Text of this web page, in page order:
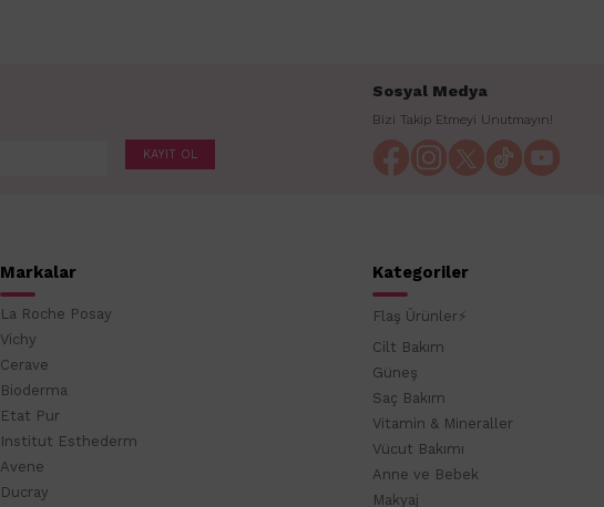
KAYIT OL
Sosyal Medya
Bizi Takip Etmeyi Unutmayın!
Markalar
La Roche Posay
Vichy
Cerave
Bioderma
Etat Pur
Institut Esthederm
Avene
Ducray
Kategoriler
Flaş Ürünler⚡
Cilt Bakım
Güneş
Saç Bakım
Vitamin & Mineraller
Vücut Bakımı
Anne ve Bebek
Makyaj